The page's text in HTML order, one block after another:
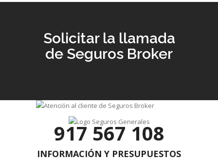
Solicitar la llamada
de Seguros Broker
917 567 108
INFORMACIÓN Y PRESUPUESTOS